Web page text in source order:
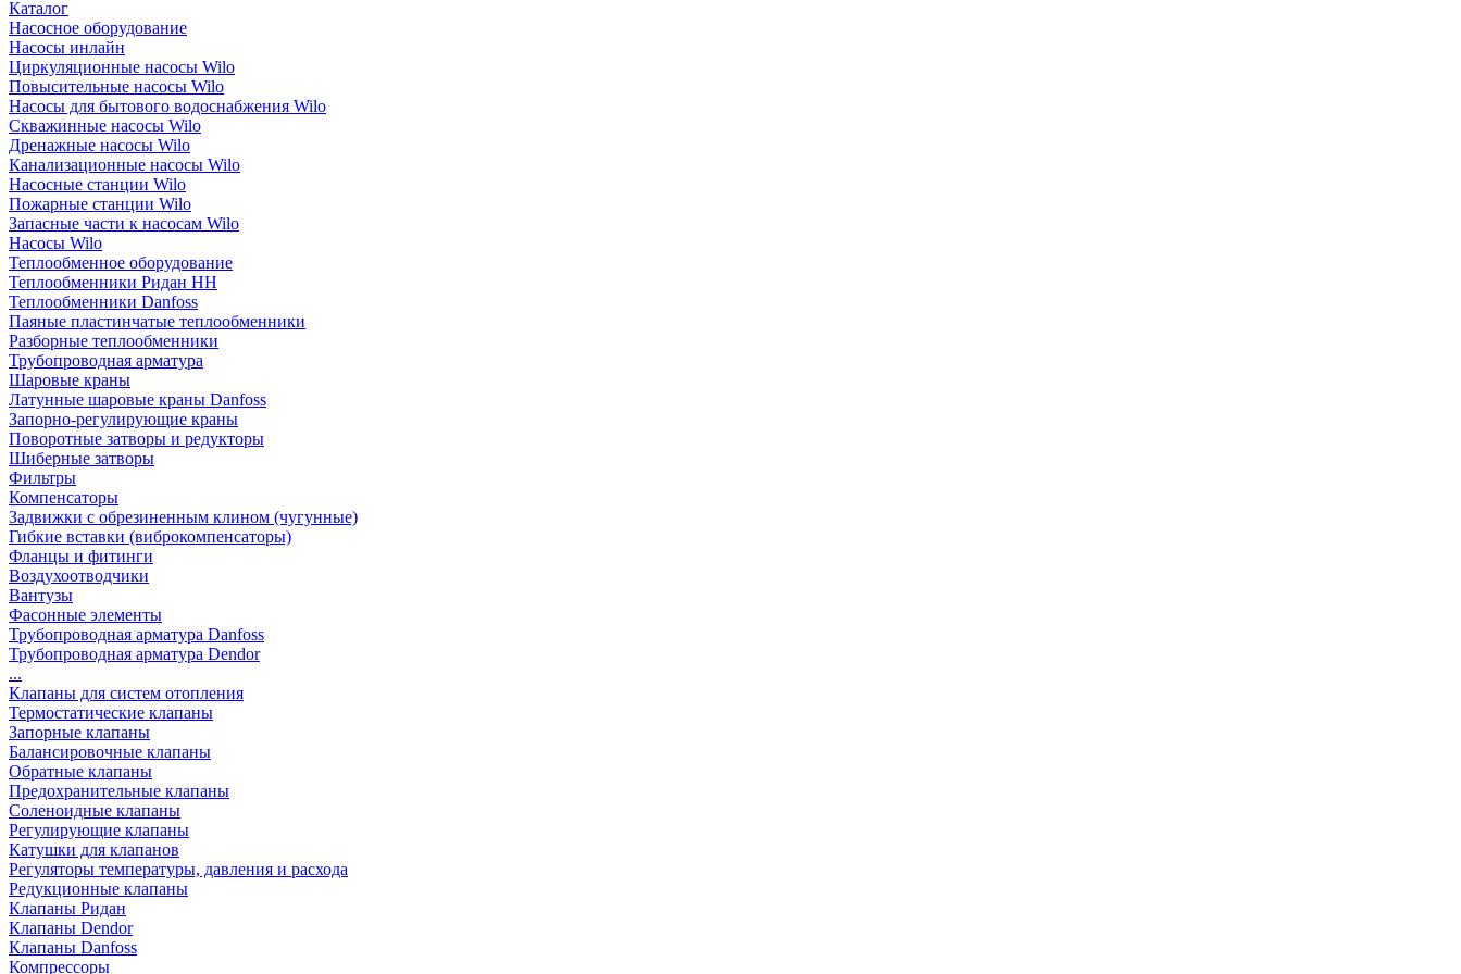
Каталог
Насосное оборудование
Насосы инлайн
Циркуляционные насосы Wilo
Повысительные насосы Wilo
Насосы для бытового водоснабжения Wilo
Скважинные насосы Wilo
Дренажные насосы Wilo
Канализационные насосы Wilo
Насосные станции Wilo
Пожарные станции Wilo
Запасные части к насосам Wilo
Насосы Wilo
Теплообменное оборудование
Теплообменники Ридан НН
Теплообменники Danfoss
Паяные пластинчатые теплообменники
Разборные теплообменники
Трубопроводная арматура
Шаровые краны
Латунные шаровые краны Danfoss
Запорно-регулирующие краны
Поворотные затворы и редукторы
Шиберные затворы
Фильтры
Компенсаторы
Задвижки с обрезиненным клином (чугунные)
Гибкие вставки (виброкомпенсаторы)
Фланцы и фитинги
Воздухоотводчики
Вантузы
Фасонные элементы
Трубопроводная арматура Danfoss
Трубопроводная арматура Dendor
...
Клапаны для систем отопления
Термостатические клапаны
Запорные клапаны
Балансировочные клапаны
Обратные клапаны
Предохранительные клапаны
Соленоидные клапаны
Регулирующие клапаны
Катушки для клапанов
Регуляторы температуры, давления и расхода
Редукционные клапаны
Клапаны Ридан
Клапаны Dendor
Клапаны Danfoss
Компрессоры